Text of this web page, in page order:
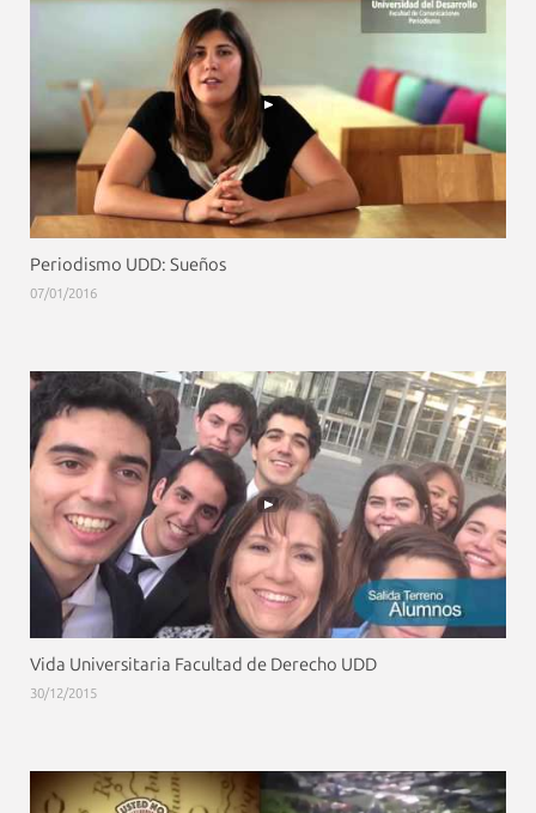
Periodismo UDD: Sueños
07/01/2016
Vida Universitaria Facultad de Derecho UDD
30/12/2015